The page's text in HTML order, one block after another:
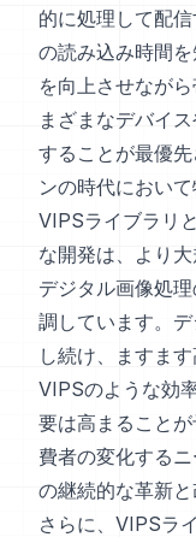
的に処理して配
の読み込み時間
を向上させなが
まざまなデバイ
することが最優
ンの時代において
VIPSライブラリ
な開発は、より
デジタル画像処
調しています。
し続け、ますま
VIPSのような効
要は高まること
費者の変化する
の継続的な革新と
さらに、VIPSラ